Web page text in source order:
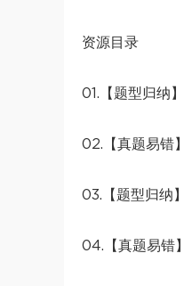
资源目录
01.【题型归纳
02.【真题易错
03.【题型归纳
04.【真题易错